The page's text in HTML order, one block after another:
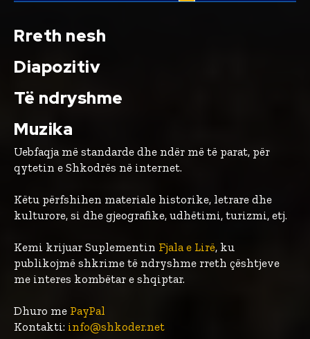
Rreth nesh
Diapozitiv
Të ndryshme
Muzika
Uebfaqja më standarde dhe ndër më të parat, për
qytetin e Shkodrës në internet.
Këtu përfshihen materiale historike, letrare dhe
kulturore, si dhe gjeografike, udhëtimi, turizmi, etj.
Kemi krijuar Suplementin Fjala e Lirë, ku
publikojmë shkrime të ndryshme rreth çështjeve
me interes kombëtar e shqiptar.
Dhuro me PayPal
Kontakti: info@shkoder.net